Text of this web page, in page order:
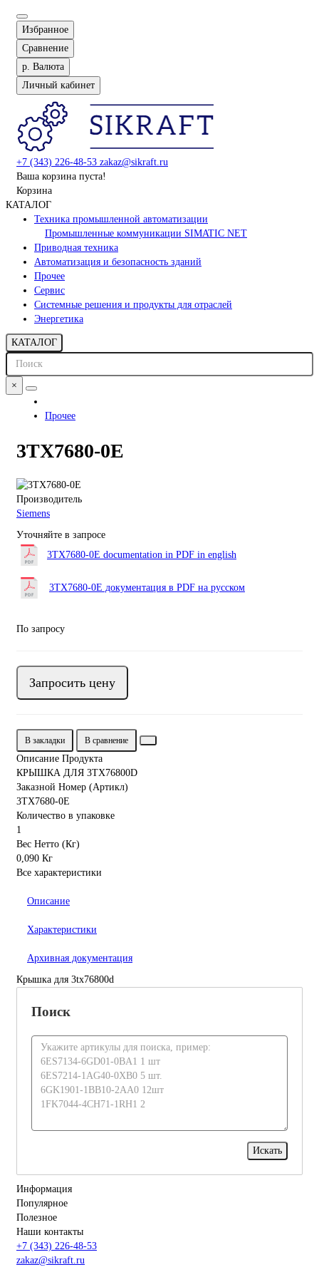
Избранное
Сравнение
р. Валюта
Личный кабинет
+7 (343) 226-48-53 zakaz@sikraft.ru
Ваша корзина пуста!
Корзина
КАТАЛОГ
Техника промышленной автоматизации
Промышленные коммуникации SIMATIC NET
Приводная техника
Автоматизация и безопасность зданий
Прочее
Сервис
Системные решения и продукты для отраслей
Энергетика
КАТАЛОГ
×
Прочее
3TX7680-0E
Производитель
Siemens
Уточняйте в запросе
3TX7680-0E documentation in PDF in english
3TX7680-0E документация в PDF на русском
По запросу
Запросить цену
В закладки В сравнение
Описание Продукта
КРЫШКА ДЛЯ 3TX76800D
Заказной Номер (Артикл)
3TX7680-0E
Количество в упаковке
1
Вес Нетто (Кг)
0,090 Кг
Все характеристики
Описание
Характеристики
Архивная документация
Крышка для 3tx76800d
Поиск
Информация
Популярное
Полезное
Наши контакты
+7 (343) 226-48-53
zakaz@sikraft.ru